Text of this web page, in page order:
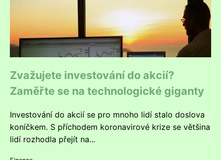
Zvažujete investování do akcií?
Zaměřte se na technologické giganty
Investování do akcií se pro mnoho lidí stalo doslova
koníčkem. S příchodem koronavirové krize se většina
lidí rozhodla přejít na...